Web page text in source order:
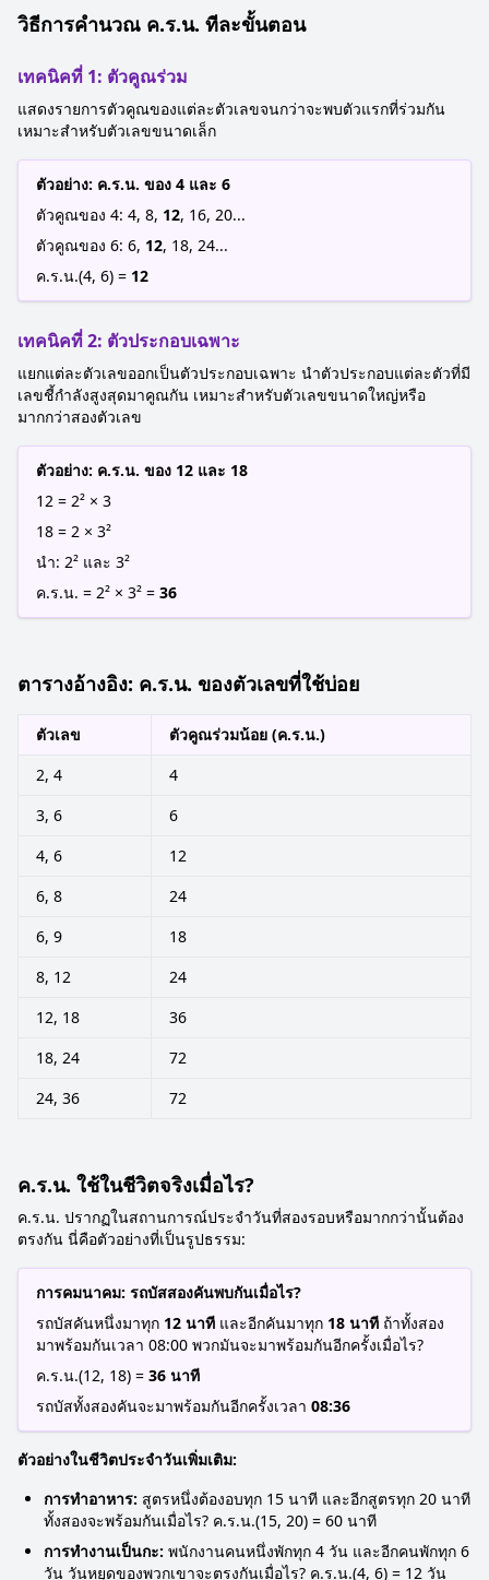
วิธีการคำนวณ ค.ร.น. ทีละขั้นตอน
เทคนิคที่ 1: ตัวคูณร่วม
แสดงรายการตัวคูณของแต่ละตัวเลขจนกว่าจะพบตัวแรกที่ร่วมกัน
เหมาะสำหรับตัวเลขขนาดเล็ก
ตัวอย่าง: ค.ร.น. ของ 4 และ 6
ตัวคูณของ 4: 4, 8, 12, 16, 20...
ตัวคูณของ 6: 6, 12, 18, 24...
ค.ร.น.(4, 6) = 12
เทคนิคที่ 2: ตัวประกอบเฉพาะ
แยกแต่ละตัวเลขออกเป็นตัวประกอบเฉพาะ นำตัวประกอบแต่ละตัวที่มี
เลขชี้กำลังสูงสุดมาคูณกัน เหมาะสำหรับตัวเลขขนาดใหญ่หรือ
มากกว่าสองตัวเลข
ตัวอย่าง: ค.ร.น. ของ 12 และ 18
12 = 2² × 3
18 = 2 × 3²
นำ: 2² และ 3²
ค.ร.น. = 2² × 3² = 36
ตารางอ้างอิง: ค.ร.น. ของตัวเลขที่ใช้บ่อย
ตัวเลข
ตัวคูณร่วมน้อย (ค.ร.น.)
2, 4
4
3, 6
6
4, 6
12
6, 8
24
6, 9
18
8, 12
24
12, 18
36
18, 24
72
24, 36
72
ค.ร.น. ใช้ในชีวิตจริงเมื่อไร?
ค.ร.น. ปรากฏในสถานการณ์ประจำวันที่สองรอบหรือมากกว่านั้นต้อง
ตรงกัน นี่คือตัวอย่างที่เป็นรูปธรรม:
การคมนาคม: รถบัสสองคันพบกันเมื่อไร?
รถบัสคันหนึ่งมาทุก 12 นาที และอีกคันมาทุก 18 นาที ถ้าทั้งสอง
มาพร้อมกันเวลา 08:00 พวกมันจะมาพร้อมกันอีกครั้งเมื่อไร?
ค.ร.น.(12, 18) = 36 นาที
รถบัสทั้งสองคันจะมาพร้อมกันอีกครั้งเวลา 08:36
ตัวอย่างในชีวิตประจำวันเพิ่มเติม:
การทำอาหาร: สูตรหนึ่งต้องอบทุก 15 นาที และอีกสูตรทุก 20 นาที
ทั้งสองจะพร้อมกันเมื่อไร? ค.ร.น.(15, 20) = 60 นาที
การทำงานเป็นกะ: พนักงานคนหนึ่งพักทุก 4 วัน และอีกคนพักทุก 6
วัน วันหยุดของพวกเขาจะตรงกันเมื่อไร? ค.ร.น.(4, 6) = 12 วัน